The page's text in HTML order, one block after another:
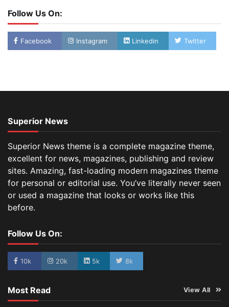
Follow Us On:
Facebook Instagram Linkedin Twitter
Superior News
Superior News theme is a complete magazine theme,
excellent for news, magazines, publishing and review
sites. Amazing, fast-loading modern magazines theme
for personal or editorial use. You’ve literally never seen
or used a magazine that looks or works like this
before.
Follow Us On:
10k 20k 5k 8k
Most Read View All